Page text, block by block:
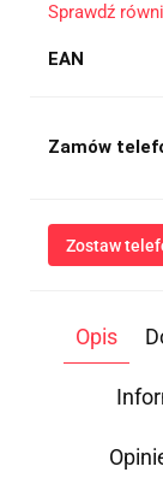
Sprawdź
EAN
Zamów
Zostaw
Przesłanie
(imię, numer
odpowiedzi
przetwarzanie
Prywatności.
Opis